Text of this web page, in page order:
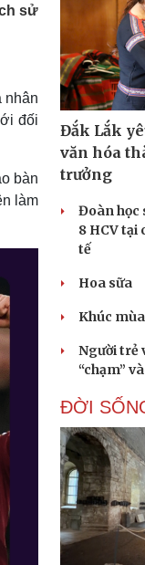
nghiệp
Thông tin doanh nghiệp
Doanh nghiệp 24h
Doanh nhân
cộng đồng
Tour
in
sử
nhân
đối
bàn
làm
Đắk Lắk
văn hóa
trưởng
Đoàn học
8 HCV tại
tế
Hoa sữa
Khúc
Người trẻ
“chạm”
ĐỜI